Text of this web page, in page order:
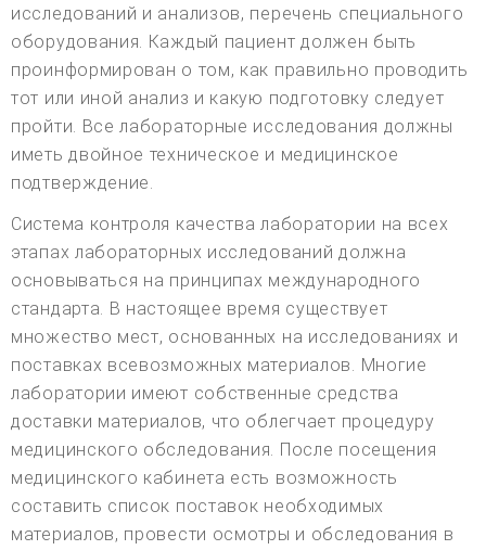
исследований и анализов, перечень специального
оборудования. Каждый пациент должен быть
проинформирован о том, как правильно проводить
тот или иной анализ и какую подготовку следует
пройти. Все лабораторные исследования должны
иметь двойное техническое и медицинское
подтверждение.
Система контроля качества лаборатории на всех
этапах лабораторных исследований должна
основываться на принципах международного
стандарта. В настоящее время существует
множество мест, основанных на исследованиях и
поставках всевозможных материалов. Многие
лаборатории имеют собственные средства
доставки материалов, что облегчает процедуру
медицинского обследования. После посещения
медицинского кабинета есть возможность
составить список поставок необходимых
материалов, провести осмотры и обследования в